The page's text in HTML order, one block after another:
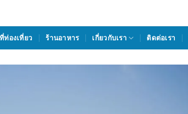
ท่องเที่ยว ร้านอาหาร เกี่ยวกับเรา ติดต่อเรา